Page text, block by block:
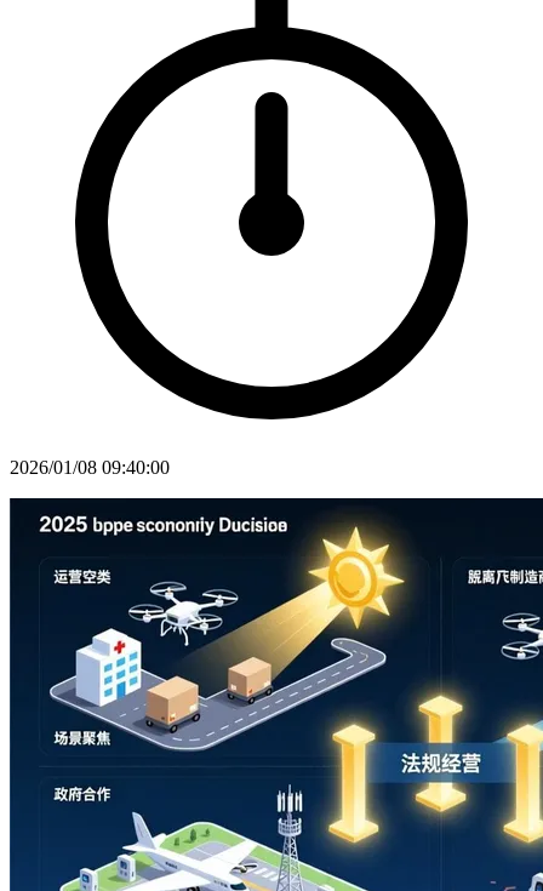
2026/01/08 09:40:00